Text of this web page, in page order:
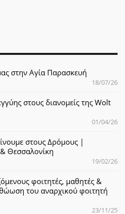
στην Αγία Παρασκευή
18/07/26
στους διανομείς της Wolt
01/04/26
στους Δρόμους |
Θεσσαλονίκη
19/02/26
φοιτητές, μαθητές &
του αναρχικού φοιτητή
23/11/25